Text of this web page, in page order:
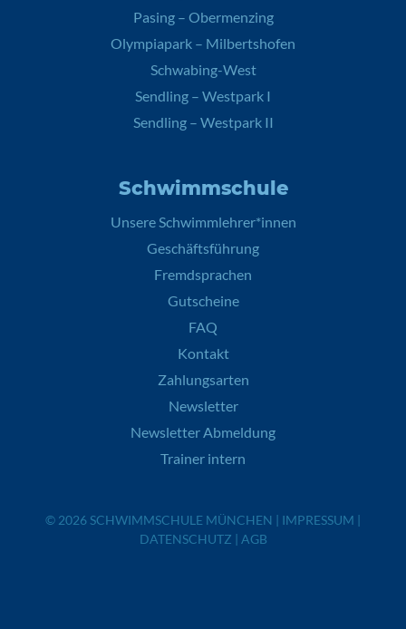
Pasing – Obermenzing
Olympiapark – Milbertshofen
Schwabing-West
Sendling – Westpark I
Sendling – Westpark II
Schwimmschule
Unsere Schwimmlehrer*innen
Geschäftsführung
Fremdsprachen
Gutscheine
FAQ
Kontakt
Zahlungsarten
Newsletter
Newsletter Abmeldung
Trainer intern
© 2026 SCHWIMMSCHULE MÜNCHEN | IMPRESSUM |
DATENSCHUTZ | AGB